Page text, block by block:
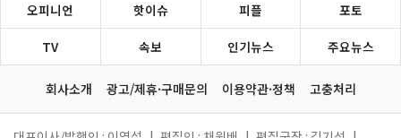
오피니언 핫이슈 피플 포토
TV 속보 인기뉴스 주요뉴스
회사소개 광고/제휴·구매문의 이용약관·정책 고충처리